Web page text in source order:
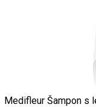
Medifleur Šampon s